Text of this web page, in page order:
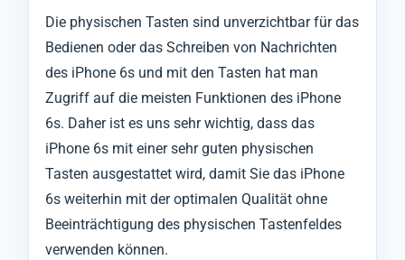
Die physischen Tasten sind unverzichtbar für das
Bedienen oder das Schreiben von Nachrichten
des iPhone 6s und mit den Tasten hat man
Zugriff auf die meisten Funktionen des iPhone
6s. Daher ist es uns sehr wichtig, dass das
iPhone 6s mit einer sehr guten physischen
Tasten ausgestattet wird, damit Sie das iPhone
6s weiterhin mit der optimalen Qualität ohne
Beeinträchtigung des physischen Tastenfeldes
verwenden können.